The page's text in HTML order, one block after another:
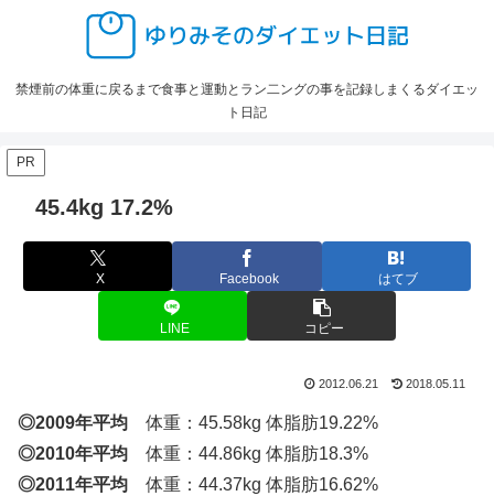
禁煙前の体重に戻るまで食事と運動とラン二ングの事を記録しまくるダイエッ
ト日記
PR
45.4kg 17.2%
X Facebook はてブ
LINE コピー
2012.06.21 2018.05.11
◎2009年平均 体重：45.58kg 体脂肪19.22%
◎2010年平均 体重：44.86kg 体脂肪18.3%
◎2011年平均 体重：44.37kg 体脂肪16.62%